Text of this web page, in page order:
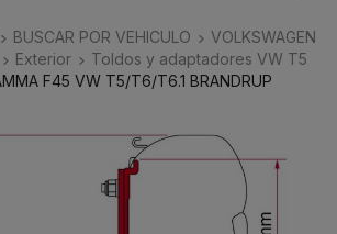
BUSCAR POR VEHICULO
VOLKSWAGEN
Exterior
Toldos y adaptadores VW T5
F45 VW T5/T6/T6.1 BRANDRUP